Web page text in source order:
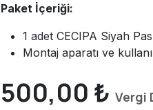
Paket İçeriği:
1 adet CECIPA Siyah
Montaj aparatı ve
500,00 ₺ Vergi